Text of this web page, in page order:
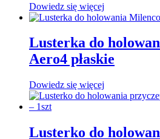
Dowiedz się więcej
Lusterka do
Aero4 płaskie
Dowiedz się więcej
Lusterko do